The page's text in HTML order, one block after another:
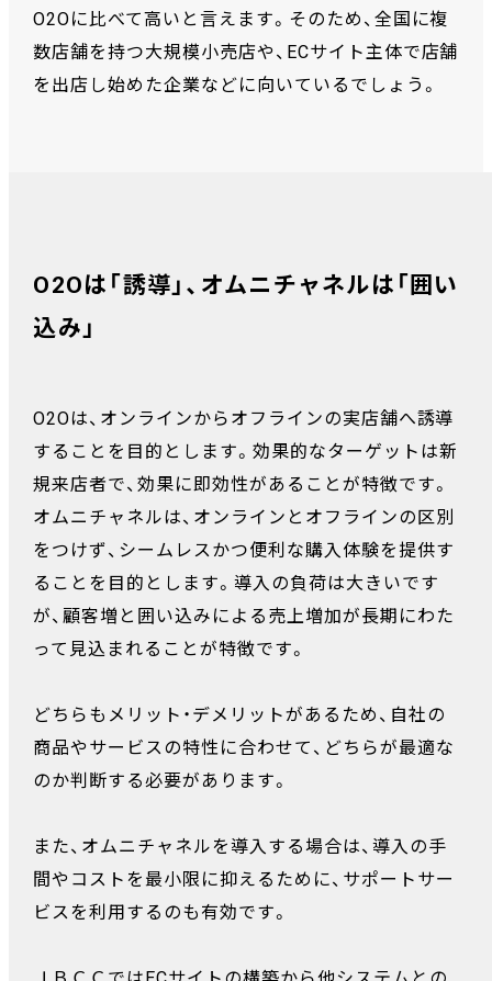
O2Oに比べて高いと言えます。そのため、全国に複
数店舗を持つ大規模小売店や、ECサイト主体で店舗
を出店し始めた企業などに向いているでしょう。
O2Oは「誘導」、オムニチャネルは「囲い
込み」
O2Oは、オンラインからオフラインの実店舗へ誘導
することを目的とします。効果的なターゲットは新
規来店者で、効果に即効性があることが特徴です。
オムニチャネルは、オンラインとオフラインの区別
をつけず、シームレスかつ便利な購入体験を提供す
ることを目的とします。導入の負荷は大きいです
が、顧客増と囲い込みによる売上増加が長期にわた
って見込まれることが特徴です。
どちらもメリット・デメリットがあるため、自社の
商品やサービスの特性に合わせて、どちらが最適な
のか判断する必要があります。
また、オムニチャネルを導入する場合は、導入の手
間やコストを最小限に抑えるために、サポートサー
ビスを利用するのも有効です。